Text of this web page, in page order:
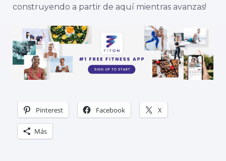
construyendo a partir de aquí mientras avanzas!
Pinterest Facebook X
Más